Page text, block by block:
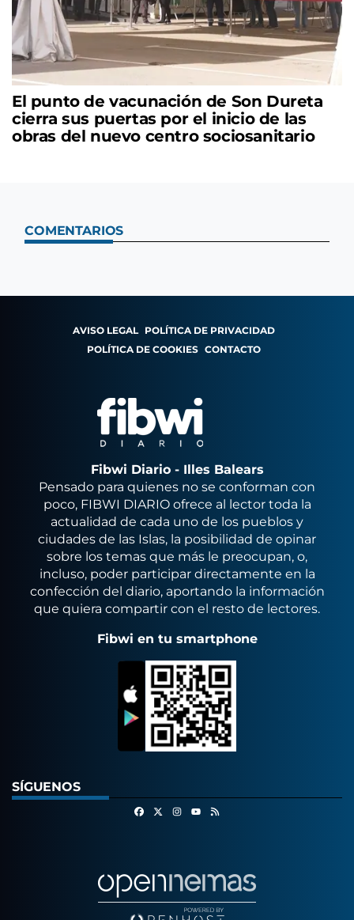
El punto de vacunación de Son Dureta
cierra sus puertas por el inicio de las
obras del nuevo centro sociosanitario
COMENTARIOS
AVISO LEGAL POLÍTICA DE PRIVACIDAD
POLÍTICA DE COOKIES CONTACTO
Fibwi Diario - Illes Balears
Pensado para quienes no se conforman con
poco, FIBWI DIARIO ofrece al lector toda la
actualidad de cada uno de los pueblos y
ciudades de las Islas, la posibilidad de opinar
sobre los temas que más le preocupan, o,
incluso, poder participar directamente en la
confección del diario, aportando la información
que quiera compartir con el resto de lectores.
Fibwi en tu smartphone
SÍGUENOS
FacebookInstagram